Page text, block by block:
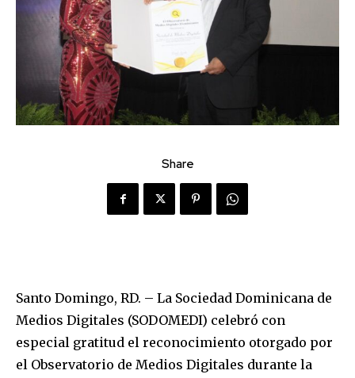
Share
Santo Domingo, RD. – La Sociedad Dominicana de
Medios Digitales (SODOMEDI) celebró con
especial gratitud el reconocimiento otorgado por
el Observatorio de Medios Digitales durante la